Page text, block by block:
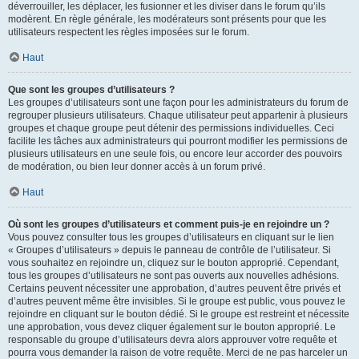
déverrouiller, les déplacer, les fusionner et les diviser dans le forum qu’ils
modèrent. En règle générale, les modérateurs sont présents pour que les
utilisateurs respectent les règles imposées sur le forum.
Haut
Que sont les groupes d’utilisateurs ?
Les groupes d’utilisateurs sont une façon pour les administrateurs du forum de
regrouper plusieurs utilisateurs. Chaque utilisateur peut appartenir à plusieurs
groupes et chaque groupe peut détenir des permissions individuelles. Ceci
facilite les tâches aux administrateurs qui pourront modifier les permissions de
plusieurs utilisateurs en une seule fois, ou encore leur accorder des pouvoirs
de modération, ou bien leur donner accès à un forum privé.
Haut
Où sont les groupes d’utilisateurs et comment puis-je en rejoindre un ?
Vous pouvez consulter tous les groupes d’utilisateurs en cliquant sur le lien
« Groupes d’utilisateurs » depuis le panneau de contrôle de l’utilisateur. Si
vous souhaitez en rejoindre un, cliquez sur le bouton approprié. Cependant,
tous les groupes d’utilisateurs ne sont pas ouverts aux nouvelles adhésions.
Certains peuvent nécessiter une approbation, d’autres peuvent être privés et
d’autres peuvent même être invisibles. Si le groupe est public, vous pouvez le
rejoindre en cliquant sur le bouton dédié. Si le groupe est restreint et nécessite
une approbation, vous devez cliquer également sur le bouton approprié. Le
responsable du groupe d’utilisateurs devra alors approuver votre requête et
pourra vous demander la raison de votre requête. Merci de ne pas harceler un